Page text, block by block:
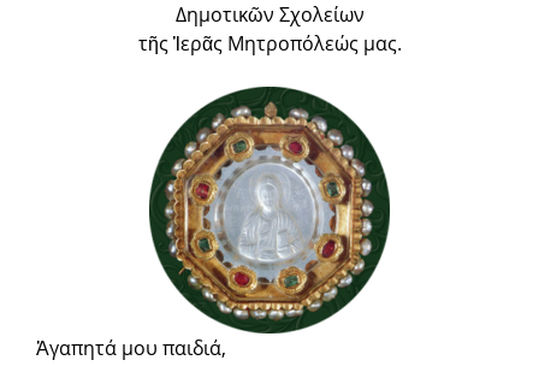
Δημοτικῶν Σχολείων
τῆς Ἱερᾶς Μητροπόλεώς μας.
Ἀγαπητά μου παιδιά,